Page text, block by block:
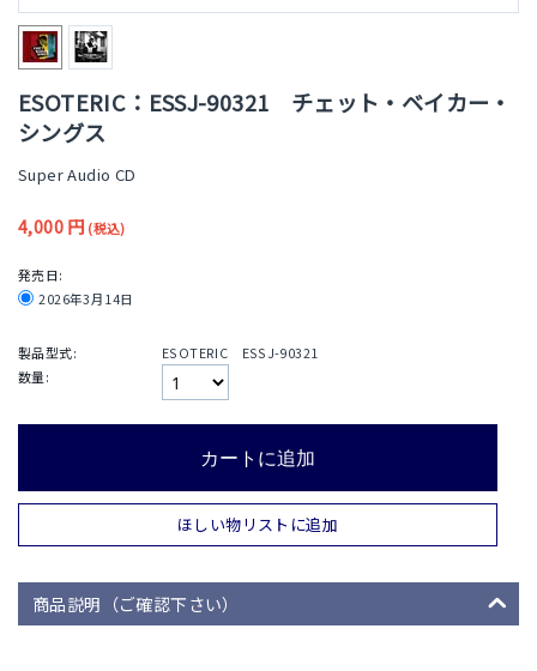
ESOTERIC：ESSJ-90321 チェット・ベイカー・
シングス
Super Audio CD
4,000円 (税込)
発売日:
2026年3月14日
製品型式:
ESOTERIC ESSJ-90321
数量:
カートに追加
ほしい物リストに追加
商品説明（ご確認下さい）